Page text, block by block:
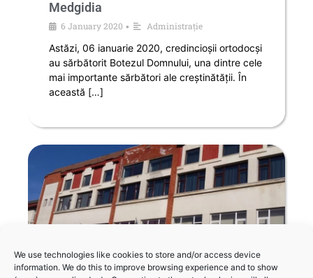
We use technologies like cookies to store and/or access device
information. We do this to improve browsing experience and to show
Medgidia
6 January 2020 • Administrație
Astăzi, 06 ianuarie 2020, credincioșii ortodocși
au sărbătorit Botezul Domnului, una dintre cele
mai importante sărbători ale creștinătății. În
această […]